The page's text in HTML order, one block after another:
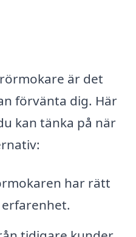
är det
förvänta dig. Här
kan tänka på när
har rätt